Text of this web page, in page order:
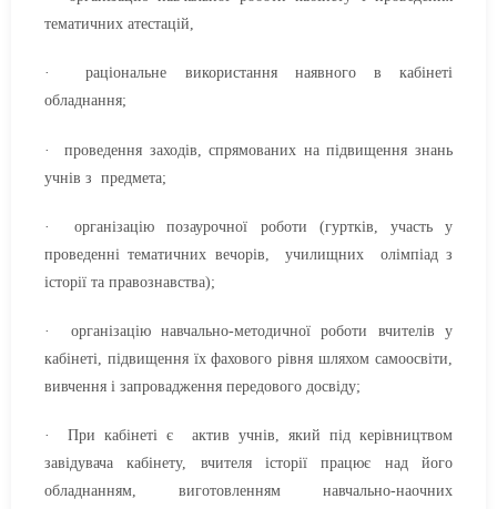
тематичних атестацій,
· раціональне використання наявного в кабінеті
обладнання;
· проведення заходів, спрямованих на підвищення знань
учнів з предмета;
· організацію позаурочної роботи (гуртків, участь у
проведенні тематичних вечорів, училищних олімпіад з
історії та правознавства);
· організацію навчально-методичної роботи вчителів у
кабінеті, підвищення їх фахового рівня шляхом самоосвіти,
вивчення і запровадження передового досвіду;
· При кабінеті є актив учнів, який під керівництвом
завідувача кабінету, вчителя історії працює над його
обладнанням, виготовленням навчально-наочних